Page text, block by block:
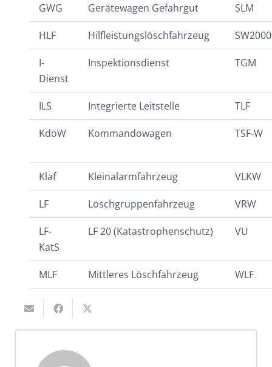
GWG Gerätewagen Gefahrgut SLM
HLF Hilfleistungslöschfahrzeug SW2000
I-
Dienst
Inspektionsdienst TGM
ILS Integrierte Leitstelle TLF
KdoW Kommandowagen TSF-W
Klaf Kleinalarmfahrzeug VLKW
LF Löschgruppenfahrzeug VRW
LF-
KatS
LF 20 (Katastrophenschutz) VU
MLF Mittleres Löschfahrzeug WLF